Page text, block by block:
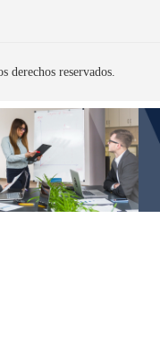
derechos reservados.